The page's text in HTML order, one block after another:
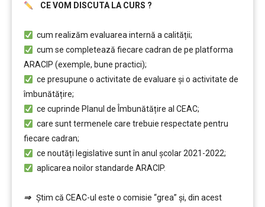
CE VOM DISCUTA LA CURS ?
cum realizăm evaluarea internă a calității;
cum se completează fiecare cadran de pe platforma
ARACIP (exemple, bune practici);
ce presupune o activitate de evaluare și o activitate de
îmbunătățire;
ce cuprinde Planul de Îmbunătățire al CEAC;
care sunt termenele care trebuie respectate pentru
fiecare cadran;
ce noutăți legislative sunt în anul școlar 2021-2022;
aplicarea noilor standarde ARACIP.
⇒ Ştim că CEAC-ul este o comisie “grea” şi, din acest